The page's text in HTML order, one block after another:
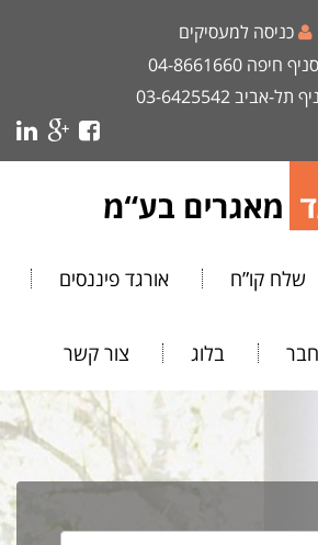
כניסה למעסיקים
סניף חיפה 04-8661660
תל-אביב03-6425542
שלח קו”ח אורגד פיננסים
בלוג צור קשר